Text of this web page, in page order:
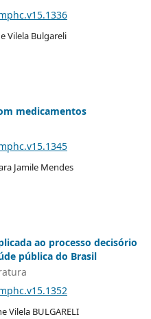
Vilela Bulgareli
medicamentos
Jamile Mendes
ao processo decisório
pública do Brasil
Vilela BULGARELI